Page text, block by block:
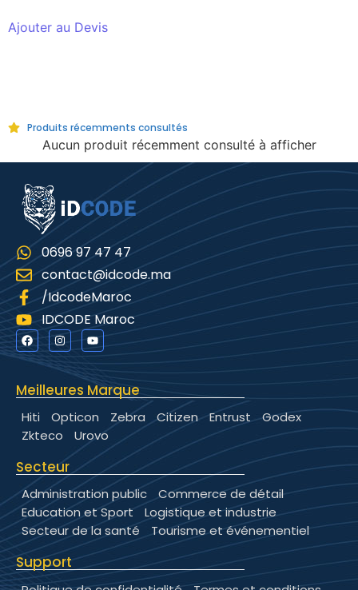
Ajouter au Devis
Produits récemments consultés
Aucun produit récemment consulté à afficher
0696 97 47 47
contact@idcode.ma
/IdcodeMaroc
IDCODE Maroc
Meilleures Marque
Hiti Opticon Zebra Citizen Entrust
Godex
Zkteco
Urovo
Secteur
Administration public
Commerce de détail
Education et Sport
Logistique et industrie
Secteur de la santé
Tourisme et événementiel
Support